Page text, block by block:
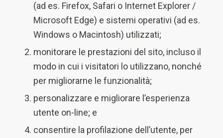
(ad es. Firefox, Safari o Internet Explorer /
Microsoft Edge) e sistemi operativi (ad es.
Windows o Macintosh) utilizzati;
monitorare le prestazioni del sito, incluso il
modo in cui i visitatori lo utilizzano, nonché
per migliorarne le funzionalità;
personalizzare e migliorare l’esperienza
utente on-line; e
consentire la profilazione dell’utente, per